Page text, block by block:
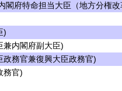
府特命担当大臣（地方分権
)
内閣府副大臣)
務官兼復興大臣政務官)
務官)